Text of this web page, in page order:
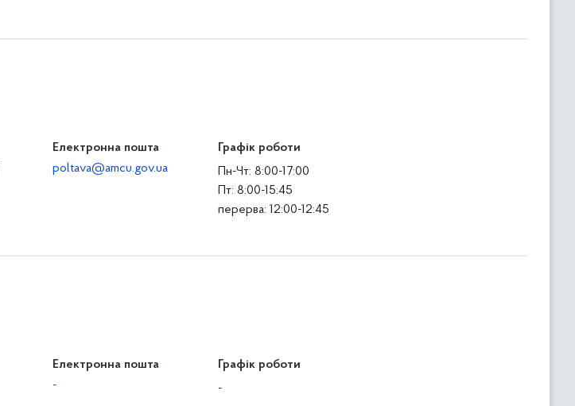
Електронна пошта
poltava@amcu.gov.ua
Графік роботи
Пн-Чт: 8:00-17:00
Пт: 8:00-15:45
перерва: 12:00-12:45
Електронна пошта
-
Графік роботи
-